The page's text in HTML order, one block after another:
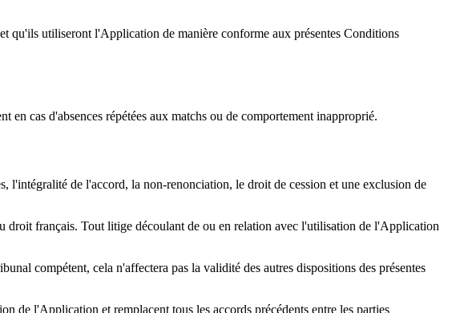
qu'ils utiliseront l'Application de manière conforme aux présentes Conditions
cas d'absences répétées aux matchs ou de comportement inapproprié.
l'intégralité de l'accord, la non-renonciation, le droit de cession et une exclusion de
droit français. Tout litige découlant de ou en relation avec l'utilisation de l'Application
compétent, cela n'affectera pas la validité des autres dispositions des présentes
de l'Application et remplacent tous les accords précédents entre les parties